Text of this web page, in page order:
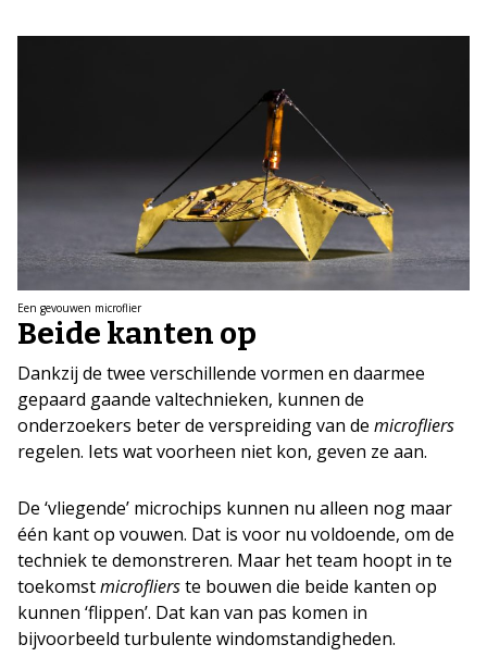
Een gevouwen microflier
Beide kanten op
Dankzij de twee verschillende vormen en daarmee
gepaard gaande valtechnieken, kunnen de
onderzoekers beter de verspreiding van de microfliers
regelen. Iets wat voorheen niet kon, geven ze aan.
De ‘vliegende’ microchips kunnen nu alleen nog maar
één kant op vouwen. Dat is voor nu voldoende, om de
techniek te demonstreren. Maar het team hoopt in te
toekomstmicroflierste bouwen die beide kanten op
kunnen ‘flippen’. Dat kan van pas komen in
bijvoorbeeld turbulente windomstandigheden.